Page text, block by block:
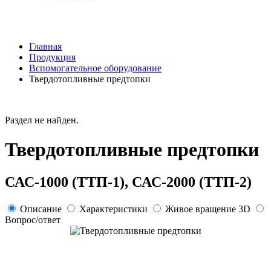
Главная
Продукция
Вспомогательное оборудование
Твердотопливные предтопки
Раздел не найден.
Твердотопливные предтопки
САС-1000 (ТТП-1), САС-2000 (ТТП-2)
Описание Характеристики
Живое вращение 3D
Вопрос/ответ